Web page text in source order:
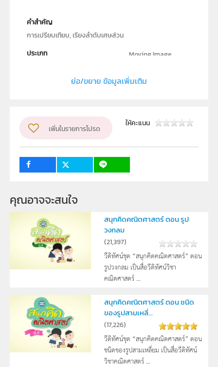
คำสำคัญ
การเปรียบเทียบ, เรียงลำดับเศษส่วน
ประเภท
Moving Image
สถาบันส่งเสริมการสอนวิทยาศาสตร์และเทคโนโลยี (สสวท.)
การเรียนรู้
วิชา
คณิตศาสตร์
ระดับชั้น
ย่อ/ขยาย ข้อมูลเพิ่มเติม
เพิ่มในรายการโปรด
ให้คะแนน
คุณอาจจะสนใจ
สนุกคิดคณิตศาสตร์ ตอน รูป
วงกลม
(21,397)
วีดิทัศน์ชุด “สนุกคิดคณิตศาสตร์” ตอน
รูปวงกลม เป็นสื่อวีดิทัศน์วิชา
คณิตศาสตร์ ...
สนุกคิดคณิตศาสตร์ ตอน ชนิด
ของรูปสามเหลี่...
(17,226)
วีดิทัศน์ชุด “สนุกคิดคณิตศาสตร์” ตอน
ชนิดของรูปสามเหลี่ยม เป็นสื่อวีดิทัศน์
วิชาคณิตศาสตร์ ...